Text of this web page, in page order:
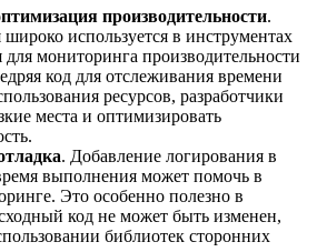
производительности.
используется в инструментах
мониторинга производительности
код для отслеживания времени
ресурсов, разработчики
места и оптимизировать
. Добавление логирования в
выполнения может помочь в
Это особенно полезно в
код не может быть изменен,
библиотек сторонних